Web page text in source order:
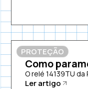
PROTEÇÃO
Como
O relé 14139TU
Ler artigo